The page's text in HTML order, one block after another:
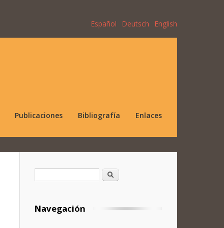
Español Deutsch English
Publicaciones Bibliografía Enlaces
Formulario de búsqueda
Buscar
Navegación